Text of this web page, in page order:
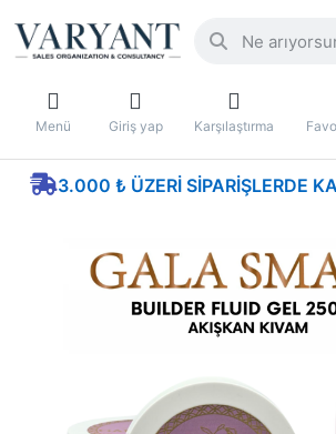
Menü Giriş yap Karşılaştırma
3.000 ₺ ÜZERI SIPARIŞLERDE